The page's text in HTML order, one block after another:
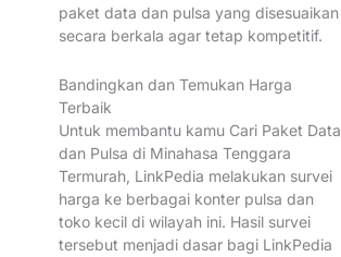
paket data dan pulsa yang disesuaikan
secara berkala agar tetap kompetitif.
Bandingkan dan Temukan Harga
Terbaik
Untuk membantu kamu Cari Paket Data
dan Pulsa di Minahasa Tenggara
Termurah, LinkPedia melakukan survei
harga ke berbagai konter pulsa dan
toko kecil di wilayah ini. Hasil survei
tersebut menjadi dasar bagi LinkPedia